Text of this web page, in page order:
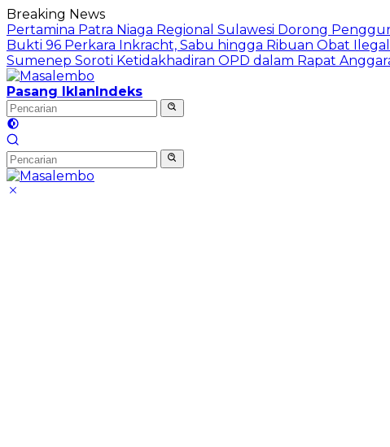
Langsung
ke
konten
Breaking News
Pertamina Patra Niaga Regional Sulawesi Dorong
Bukti 96 Perkara Inkracht, Sabu hingga Ribuan Obat
Sumenep Soroti Ketidakhadiran OPD dalam Rapat
Pasang IklanIndeks